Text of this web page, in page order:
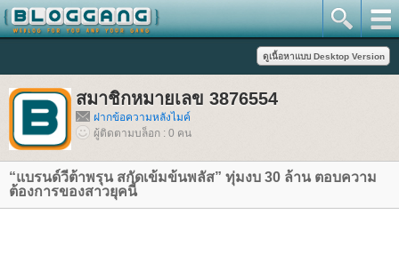
สมาชิกหมายเลข 3876554
ฝากข้อความหลังไมค์
ผู้ติดตามบล็อก : 0 คน
“แบรนด์วีต้าพรุน สกัดเข้มข้นพลัส” ทุ่มงบ 30 ล้าน ตอบความ
ต้องการของสาวยุคนี้